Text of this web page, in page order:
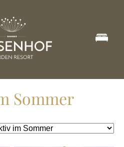
Sommer